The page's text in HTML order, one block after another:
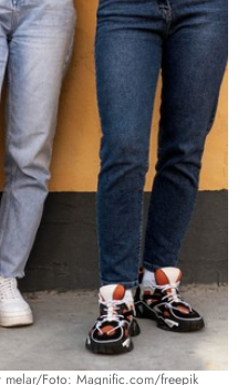
melar/Foto: Magnific.com/freepik